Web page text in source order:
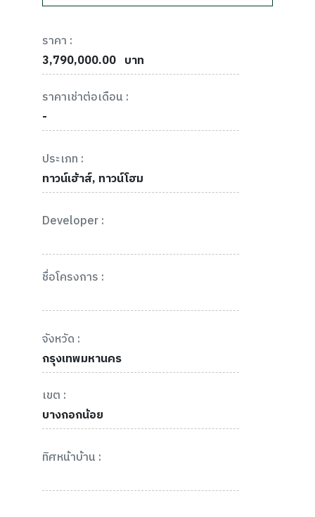
ราคา :
3,790,000.00 บาท
ราคาเช่าต่อเดือน :
-
ประเภท :
ทาวน์เฮ้าส์, ทาวน์โฮม
Developer :
ชื่อโครงการ :
จังหวัด :
กรุงเทพมหานคร
เขต :
บางกอกน้อย
ทิศหน้าบ้าน :